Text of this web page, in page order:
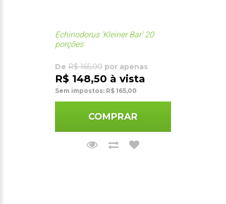
Echinodorus 'Kleiner Bar' 20
porções
De R$ 165,00 por apenas
R$ 148,50 à vista
Sem impostos: R$ 165,00
COMPRAR